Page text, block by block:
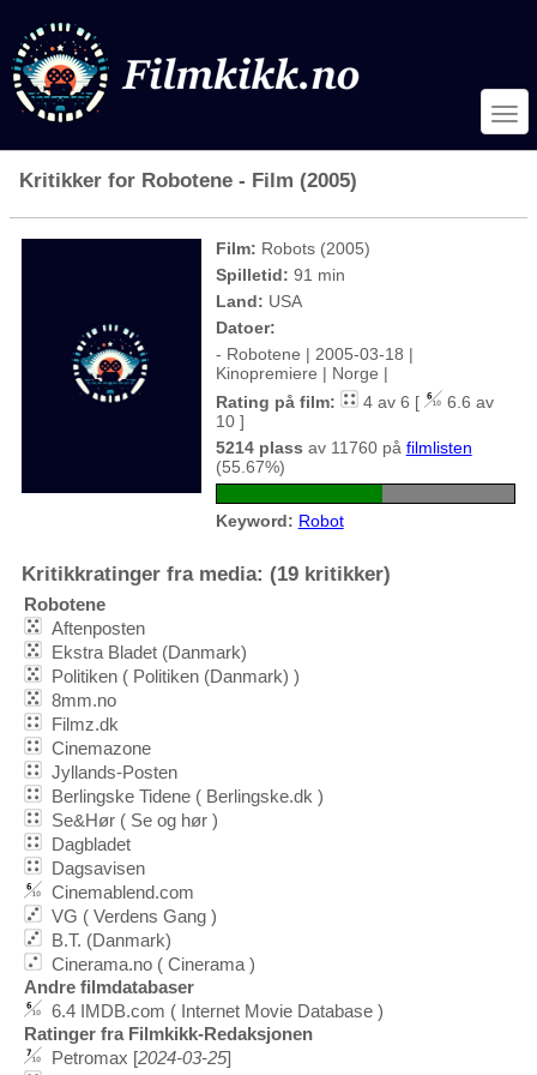
Kritikker for Robotene - Film (2005)
Film: Robots (2005)
Spilletid: 91 min
Land: USA
Datoer:
- Robotene | 2005-03-18 |
Kinopremiere | Norge |
Rating på film:
4 av 6 [
6.6 av
10 ]
5214 plass av 11760 på filmlisten
(55.67%)
Keyword: Robot
Kritikkratinger fra media: (19 kritikker)
Robotene
Aftenposten
Ekstra Bladet (Danmark)
Politiken ( Politiken (Danmark) )
8mm.no
Filmz.dk
Cinemazone
Jyllands-Posten
Berlingske Tidene ( Berlingske.dk )
Se&Hør ( Se og hør )
Dagbladet
Dagsavisen
Cinemablend.com
VG ( Verdens Gang )
B.T. (Danmark)
Cinerama.no ( Cinerama )
Andre filmdatabaser
6.4 IMDB.com ( Internet Movie Database )
Ratinger fra Filmkikk-Redaksjonen
Petromax [2024-03-25]